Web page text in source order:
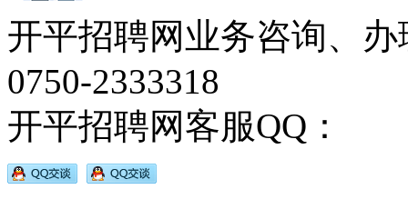
开平招聘网业务咨询、
0750-2333318
开平招聘网客服QQ：